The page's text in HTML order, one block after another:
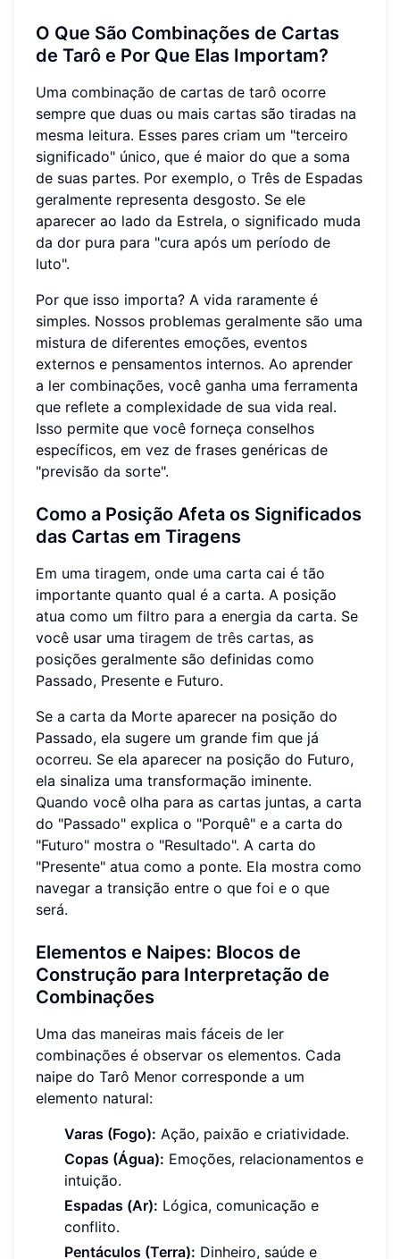
O Que São Combinações de Cartas
de Tarô e Por Que Elas Importam?
Uma combinação de cartas de tarô ocorre
sempre que duas ou mais cartas são tiradas na
mesma leitura. Esses pares criam um "terceiro
significado" único, que é maior do que a soma
de suas partes. Por exemplo, o Três de Espadas
geralmente representa desgosto. Se ele
aparecer ao lado da Estrela, o significado muda
da dor pura para "cura após um período de
luto".
Por que isso importa? A vida raramente é
simples. Nossos problemas geralmente são uma
mistura de diferentes emoções, eventos
externos e pensamentos internos. Ao aprender
a ler combinações, você ganha uma ferramenta
que reflete a complexidade de sua vida real.
Isso permite que você forneça conselhos
específicos, em vez de frases genéricas de
"previsão da sorte".
Como a Posição Afeta os Significados
das Cartas em Tiragens
Em uma tiragem, onde uma carta cai é tão
importante quanto qual é a carta. A posição
atua como um filtro para a energia da carta. Se
você usar uma tiragem de três cartas, as
posições geralmente são definidas como
Passado, Presente e Futuro.
Se a carta da Morte aparecer na posição do
Passado, ela sugere um grande fim que já
ocorreu. Se ela aparecer na posição do Futuro,
ela sinaliza uma transformação iminente.
Quando você olha para as cartas juntas, a carta
do "Passado" explica o "Porquê" e a carta do
"Futuro" mostra o "Resultado". A carta do
"Presente" atua como a ponte. Ela mostra como
navegar a transição entre o que foi e o que
será.
Elementos e Naipes: Blocos de
Construção para Interpretação de
Combinações
Uma das maneiras mais fáceis de ler
combinações é observar os elementos. Cada
naipe do Tarô Menor corresponde a um
elemento natural:
Varas (Fogo): Ação, paixão e criatividade.
Copas (Água): Emoções, relacionamentos e
intuição.
Espadas (Ar): Lógica, comunicação e
conflito.
Pentáculos (Terra): Dinheiro, saúde e